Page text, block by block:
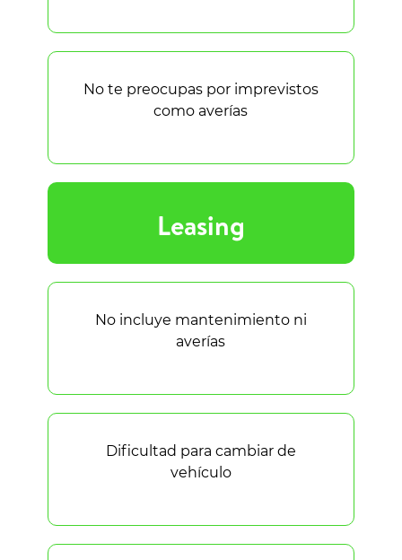
Leasing
No incluye mantenimiento ni
averías
Dificultad para cambiar de
vehículo
No te preocupas por imprevistos
como averías